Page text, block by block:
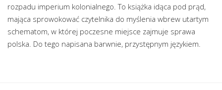
rozpadu imperium kolonialnego. To książka idąca pod prąd,
mająca sprowokować czytelnika do myślenia wbrew utartym
schematom, w której poczesne miejsce zajmuje sprawa
polska. Do tego napisana barwnie, przystępnym językiem.